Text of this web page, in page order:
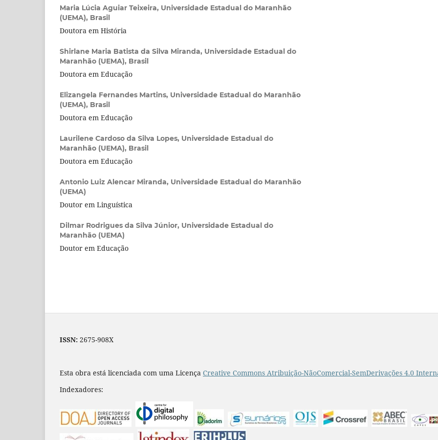
Maria Lúcia Aguiar Teixeira, Universidade Estadual do Maranhão
(UEMA), Brasil
Doutora em História
Shirlane Maria Batista da Silva Miranda, Universidade Estadual do
Maranhão (UEMA), Brasil
Doutora em Educação
Elizangela Fernandes Martins, Universidade Estadual do Maranhão
(UEMA), Brasil
Doutora em Educação
Laurilene Cardoso da Silva Lopes, Universidade Estadual do
Maranhão (UEMA), Brasil
Doutora em Educação
Antonio Luiz Alencar Miranda, Universidade Estadual do Maranhão
(UEMA)
Doutor em Linguística
Dilmar Rodrigues da Silva Júnior, Universidade Estadual do
Maranhão (UEMA)
Doutor em Educação
ISSN: 2675-908X
Esta obra está licenciada com uma Licença Creative Commons Atribuição-NãoComercial-SemDerivações 4.0
Indexadores: